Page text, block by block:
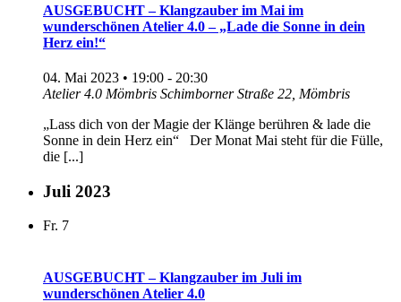
AUSGEBUCHT – Klangzauber im Mai im
wunderschönen Atelier 4.0 – „Lade die Sonne in dein
Herz ein!“
04. Mai 2023 • 19:00 - 20:30
Atelier 4.0 Mömbris Schimborner Straße 22, Mömbris
„Lass dich von der Magie der Klänge berühren & lade die
Sonne in dein Herz ein“ Der Monat Mai steht für die Fülle,
die [...]
Juli 2023
Fr. 7
AUSGEBUCHT – Klangzauber im Juli im
wunderschönen Atelier 4.0